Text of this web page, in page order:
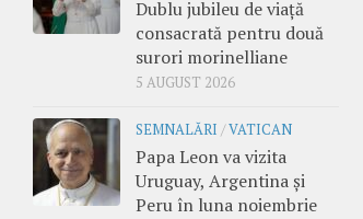
Dublu jubileu de viață
consacrată pentru două
surori morinelliane
5 AUGUST 2026
SEMNALĂRI /VATICAN
Papa Leon va vizita
Uruguay, Argentina și
Peru în luna noiembrie